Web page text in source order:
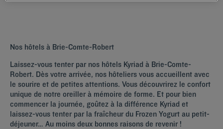
Nos hôtels à Brie-Comte-Robert
Laissez-vous tenter par nos hôtels Kyriad à Brie-Comte-
Robert. Dès votre arrivée, nos hôteliers vous accueillent avec
le sourire et de petites attentions. Vous découvrirez le confort
unique de notre oreiller à mémoire de forme. Et pour bien
commencer la journée, goûtez à la différence Kyriad et
laissez-vous tenter par la fraîcheur du Frozen Yogurt au petit-
déjeuner… Au moins deux bonnes raisons de revenir !